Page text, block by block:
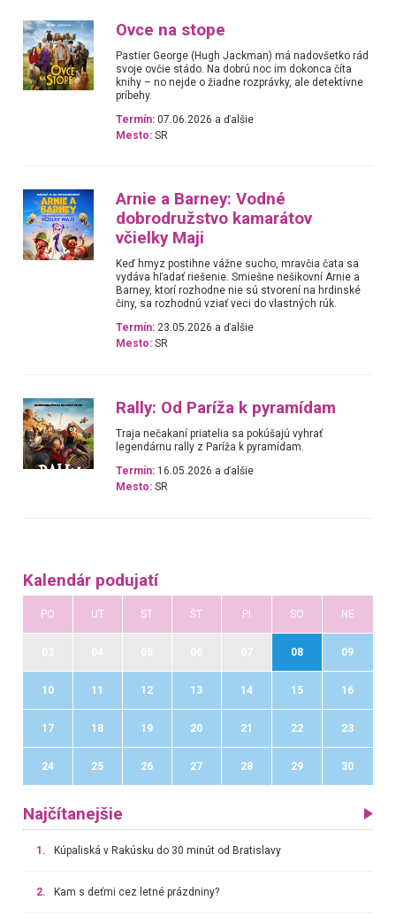
Ovce na stope
Pastier George (Hugh Jackman) má nadovšetko rád
svoje ovčie stádo. Na dobrú noc im dokonca číta
knihy – no nejde o žiadne rozprávky, ale detektívne
príbehy.
Termín: 07.06.2026 a ďalšie
Mesto: SR
Arnie a Barney: Vodné
dobrodružstvo kamarátov
včielky Maji
Keď hmyz postihne vážne sucho, mravčia čata sa
vydáva hľadať riešenie. Smiešne nešikovní Arnie a
Barney, ktorí rozhodne nie sú stvorení na hrdinské
činy, sa rozhodnú vziať veci do vlastných rúk.
Termín: 23.05.2026 a ďalšie
Mesto: SR
Rally: Od Paríža k pyramídam
Traja nečakaní priatelia sa pokúšajú vyhrať
legendárnu rally z Paríža k pyramídam.
Termín: 16.05.2026 a ďalšie
Mesto: SR
Kalendár podujatí
PO UT ST ŠT PI SO NE
08 09
10 11 12 13 14 15 16
17 18 19 20 21 22 23
24 25 26 27 28 29 30
Najčítanejšie
1. Kúpaliská v Rakúsku do 30 minút od Bratislavy
2. Kam s deťmi cez letné prázdniny?